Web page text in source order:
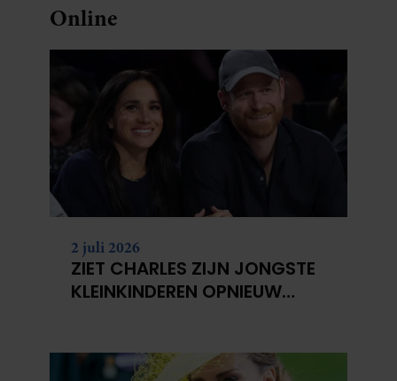
Online
2 juli 2026
ZIET CHARLES ZIJN JONGSTE
KLEINKINDEREN OPNIEUW